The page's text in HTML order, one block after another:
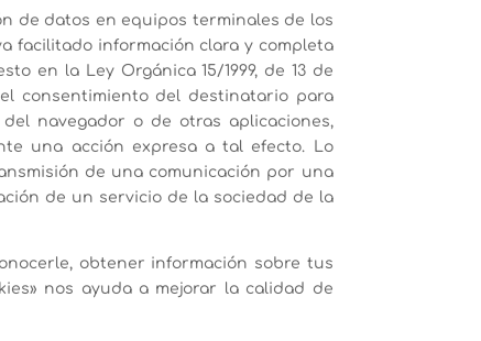
de datos en equipos terminales de los
facilitado información clara y completa
en la Ley Orgánica 15/1999, de 13 de
consentimiento del destinatario para
navegador o de otras aplicaciones,
una acción expresa a tal efecto. Lo
de una comunicación por una
de un servicio de la sociedad de la
obtener información sobre tus
nos ayuda a mejorar la calidad de